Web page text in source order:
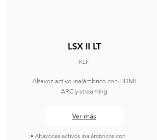
LSX II LT
KEF
Altavoz activo inalámbrico con HDMI
ARC y streaming
Ver más
• Altavoces activos inalámbricos con